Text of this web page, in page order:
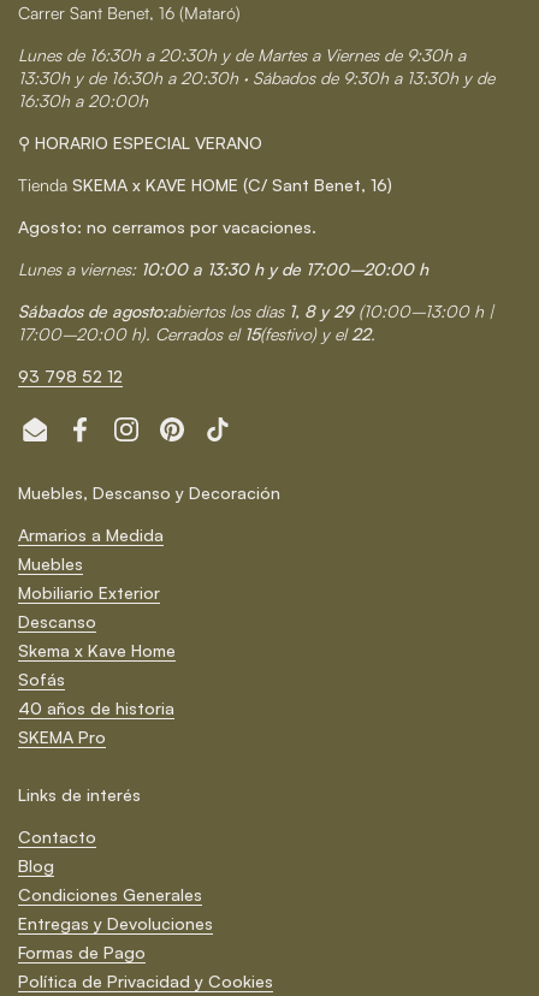
Carrer Sant Benet, 16 (Mataró)
Lunes de 16:30h a 20:30h y de Martes a Viernes de 9:30h a
13:30h y de 16:30h a 20:30h · Sábados de 9:30h a 13:30h y de
16:30h a 20:00h
⚲ HORARIO ESPECIAL VERANO
Tienda SKEMA x KAVE HOME (C/ Sant Benet, 16)
Agosto: no cerramos por vacaciones.
Lunes a viernes: 10:00 a 13:30 h y de 17:00–20:00 h
Sábados de agosto:abiertos los días 1, 8 y 29 (10:00–13:00 h |
17:00–20:00 h). Cerrados el 15(festivo) y el22.
93 798 52 12
Email FacebookInstagramPinterestTikTok
Muebles, Descanso y Decoración
Armarios a Medida
Muebles
Mobiliario Exterior
Descanso
Skema x Kave Home
Sofás
40 años de historia
SKEMA Pro
Links de interés
Contacto
Blog
Condiciones Generales
Entregas y Devoluciones
Formas de Pago
Política de Privacidad y Cookies